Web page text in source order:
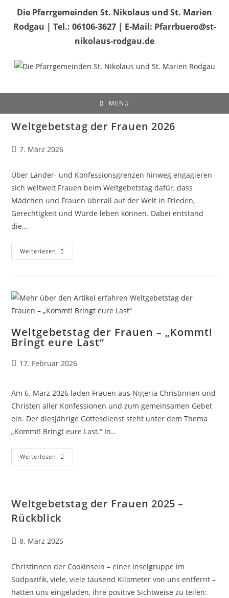
Inhalt
springen
Die Pfarrgemeinden St. Nikolaus und St. Marien
Rodgau | Tel.: 06106-3627 | E-Mail: Pfarrbuero@st-
nikolaus-rodgau.de
MENÜ
Weltgebetstag der Frauen 2026
Beitrag
7. März 2026
Über Länder- und Konfessionsgrenzen hinweg engagieren
sich weltweit Frauen beim Weltgebetstag dafür, dass
Mädchen und Frauen überall auf der Welt in Frieden,
Gerechtigkeit und Würde leben können. Dabei entstand
die…
Weiterlesen Weltgebetstag
Der
Weltgebetstag der Frauen – „Kommt!
Bringt eure Last“
Beitrag
17. Februar 2026
Am 6. März 2026 laden Frauen aus Nigeria Christinnen und
Christen aller Konfessionen und zum gemeinsamen Gebet
ein. Der diesjährige Gottesdienst steht unter dem Thema
„Kommt! Bringt eure Last.“ In…
Weiterlesen Weltgebetstag
Der
Eure
Last“
Weltgebetstag der Frauen 2025 –
Rückblick
Beitrag
8. März 2025
Christinnen der Cookinseln – einer Inselgruppe im
Südpazifik, viele, viele tausend Kilometer von uns entfernt –
hatten uns eingeladen, ihre positive Sichtweise zu teilen: